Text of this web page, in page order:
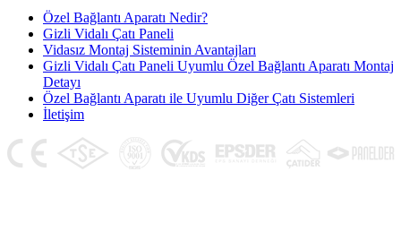
Özel Bağlantı Aparatı Nedir?
Gizli Vidalı Çatı Paneli
Vidasız Montaj Sisteminin Avantajları
Gizli Vidalı Çatı Paneli Uyumlu Özel Bağlantı Aparatı Montaj
Detayı
Özel Bağlantı Aparatı ile Uyumlu Diğer Çatı Sistemleri
İletişim